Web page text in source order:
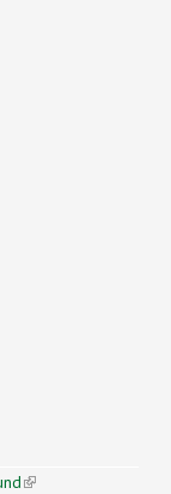
(link is